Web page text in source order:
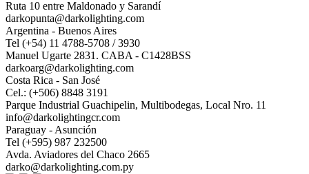
Ruta 10 entre Maldonado y Sarandí
darkopunta@darkolighting.com
Argentina - Buenos Aires
Tel (+54) 11 4788-5708 / 3930
Manuel Ugarte 2831. CABA - C1428BSS
darkoarg@darkolighting.com
Costa Rica - San José
Cel.: (+506) 8848 3191
Parque Industrial Guachipelin, Multibodegas, Local Nro. 11
info@darkolightingcr.com
Paraguay - Asunción
Tel (+595) 987 232500
Avda. Aviadores del Chaco 2665
darko@darkolighting.com.py